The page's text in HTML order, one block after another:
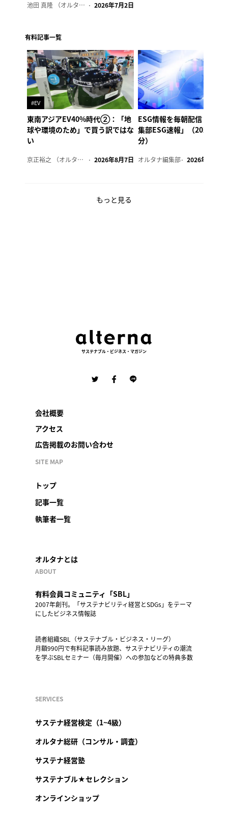
池田 真隆 （オルタナ輪番編集長） 2026年7月2日
有料記事一覧
#EV
東南アジアEV40%時代②：「地
球や環境のため」で買う訳ではな
い
京正裕之 （オルタナ副編集長） 2026年8月7日
ESG情報を毎朝配信「オル
集部ESG速報」（2026年8
分）
オルタナ編集部 2026年8月7日
もっと見る
サステナブル・ビジネス・マガジン
会社概要
アクセス
広告掲載のお問い合わせ
SITE MAP
トップ
記事一覧
執筆者一覧
オルタナとは
ABOUT
有料会員コミュニティ「SBL」
2007年創刊。「サステナビリティ経営とSDGs」をテーマ
にしたビジネス情報誌
読者組織SBL（サステナブル・ビジネス・リーグ）
月額990円で有料記事読み放題、サステナビリティの潮流
を学ぶSBLセミナー（毎月開催）への参加などの特典多数
SERVICES
サステナ経営検定（1~4級）
オルタナ総研（コンサル・調査）
サステナ経営塾
サステナブル★セレクション
オンラインショップ